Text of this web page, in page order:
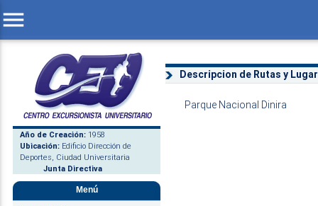
menu
Año de Creación: 1958
Ubicación: Edificio Dirección de
Deportes, Ciudad Universitaria
Junta Directiva
Menú
Descripcion de Rutas y
Parque Nacional Dinira